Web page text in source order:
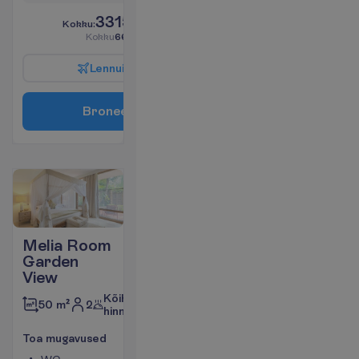
Kokku:3315.00
Kokku6630.00
Lennui
Bronee
Melia Room
Garden
View
50 m² 2
Kõik
hinnas
Toa mugavused